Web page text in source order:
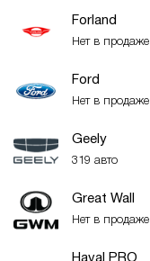
Forland
Нет в продаже
Ford
Нет в продаже
Geely
319 авто
Great Wall
Нет в продаже